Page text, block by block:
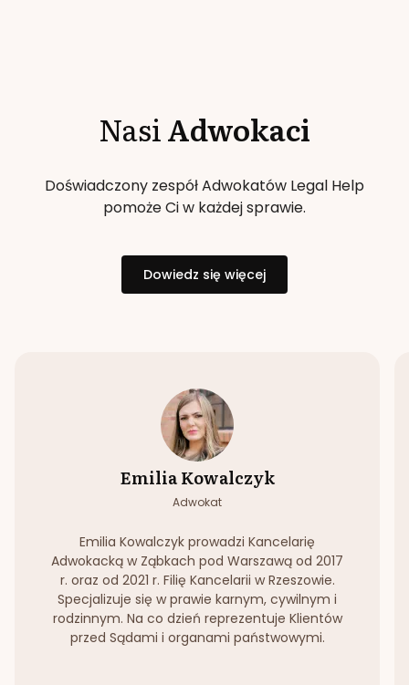
NasiAdwokaci
Doświadczony zespół Adwokatów Legal Help
pomoże Ci w każdej sprawie.
Dowiedz się więcej
Emilia Kowalczyk
Adwokat
Emilia Kowalczyk prowadzi Kancelarię
Adwokacką w Ząbkach pod Warszawą od 2017
r. oraz od 2021 r. Filię Kancelarii w Rzeszowie.
Specjalizuje się w prawie karnym, cywilnym i
rodzinnym. Na co dzień reprezentuje Klientów
przed Sądami i organami państwowymi.